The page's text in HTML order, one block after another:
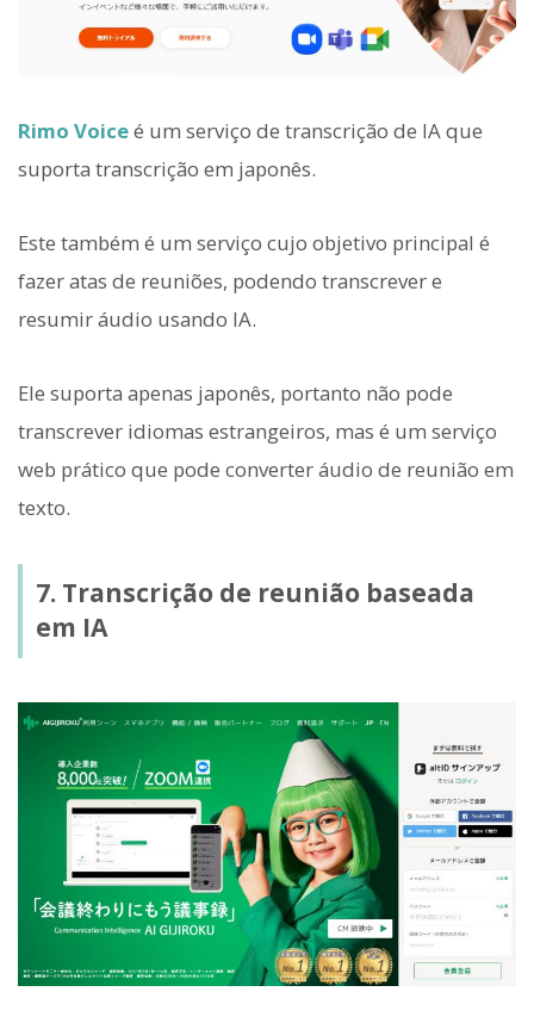
Rimo Voiceé um serviço de transcrição de IA que
suporta transcrição em japonês.
Este também é um serviço cujo objetivo principal é
fazer atas de reuniões, podendo transcrever e
resumir áudio usando IA.
Ele suporta apenas japonês, portanto não pode
transcrever idiomas estrangeiros, mas é um serviço
web prático que pode converter áudio de reunião em
texto.
7. Transcrição de reunião baseada
em IA